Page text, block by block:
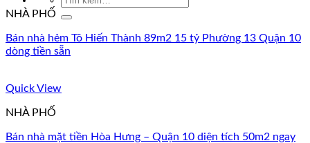
NHÀ PHỐ
Bán nhà hẻm Tô Hiến Thành 89m2 15 tỷ Phường 13 Quận 10
dòng tiền sẵn
Quick View
NHÀ PHỐ
Bán nhà mặt tiền Hòa Hưng – Quận 10 diện tích 50m2 ngay